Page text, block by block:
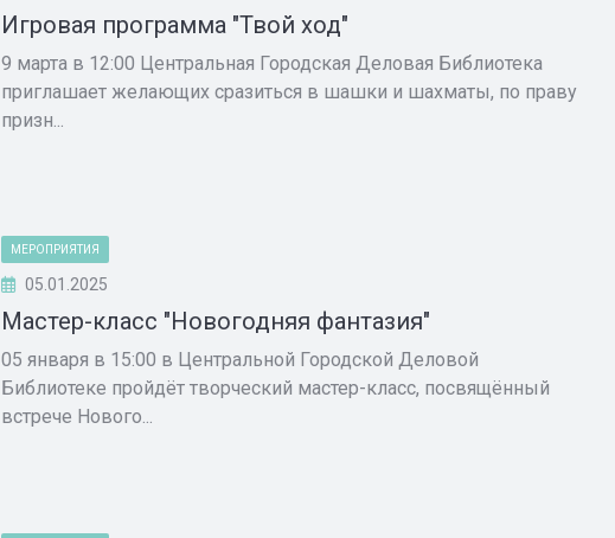
Игровая программа "Твой ход"
9 марта в 12:00 Центральная Городская Деловая Библиотека
приглашает желающих сразиться в шашки и шахматы, по праву
призн...
МЕРОПРИЯТИЯ
05.01.2025
Мастер-класс "Новогодняя фантазия"
05 января в 15:00 в Центральной Городской Деловой
Библиотеке пройдёт творческий мастер-класс, посвящённый
встрече Нового...